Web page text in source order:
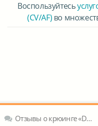
Воспользуйтесь
(CV/AF) во
Отзывы о крюинге «DOT - Deep Offshore Technology»